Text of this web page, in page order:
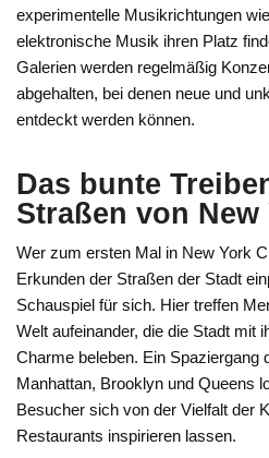
experimentelle Musikrichtungen
elektronische Musik ihren Platz
Galerien werden regelmäßig
abgehalten, bei denen neue und
entdeckt werden können.
Das bunte
Straßen von New
Wer zum ersten Mal in New York
Erkunden der Straßen der Stadt
Schauspiel für sich. Hier treffen
Welt aufeinander, die die Stadt mit
Charme beleben. Ein Spaziergang
Manhattan, Brooklyn und Queens
Besucher sich von der Vielfalt der
Restaurants inspirieren lassen.